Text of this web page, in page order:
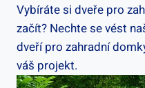
Vybíráte si dveře pro
začít? Nechte se vést
dveří pro zahradní
váš projekt.